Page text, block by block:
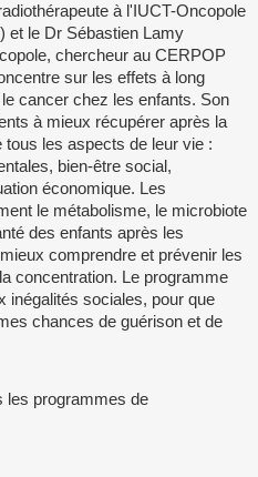
à l'IUCT-Oncopole
et le Dr Sébastien Lamy
chercheur au CERPOP
sur les effets à long
cancer chez les enfants. Son
à mieux récupérer après la
tous les aspects de leur vie :
bien-être social,
économique. Les
le métabolisme, le microbiote
des enfants après les
comprendre et prévenir les
concentration. Le programme
inégalités sociales, pour que
chances de guérison et de
les programmes de